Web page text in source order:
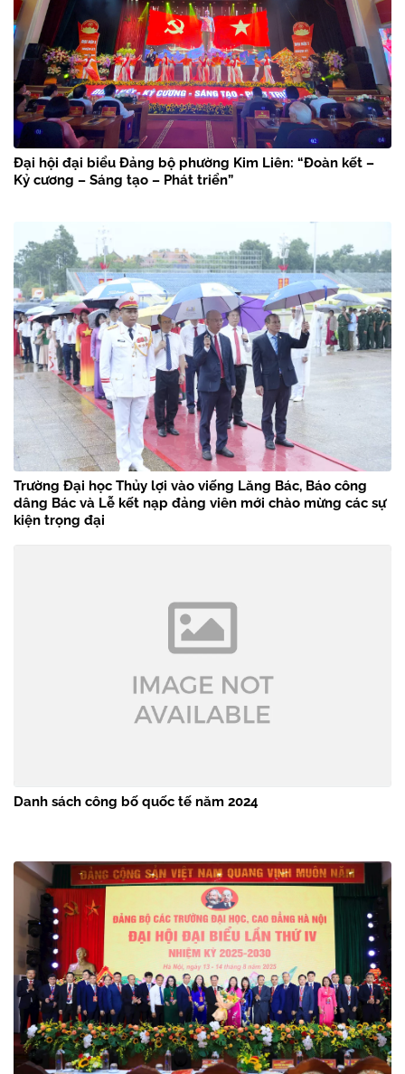
Đại hội đại biểu Đảng bộ phường Kim Liên: “Đoàn kết –
Kỷ cương – Sáng tạo – Phát triển”
Trường Đại học Thủy lợi vào viếng Lăng Bác, Báo công
dâng Bác và Lễ kết nạp đảng viên mới chào mừng các sự
kiện trọng đại
Danh sách công bố quốc tế năm 2024